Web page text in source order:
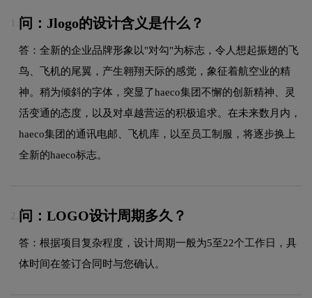
问：Jlogo的设计含义是什么？
答：全新的企业品牌形象以"对勾"为标志，令人想起振翅的飞
鸟、飞机的尾翼，产生翱翔天际的感觉，象征着航空业的精
神。稍为倾斜的字体，突显了haeco集团不懈的创新精神、灵
活变通的态度，以及对卓越营运的积极追求。在未来数月内，
haeco集团的通讯电邮、飞机库，以至员工制服，将逐步换上
全新的haeco标志。
2. 问：LOGO设计周期多久？
答：根据项目复杂程度，设计周期一般为5至22个工作日，具
体时间在签订合同时与您确认。